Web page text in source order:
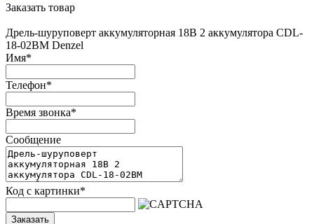
Заказать товар
Дрель-шуруповерт аккумуляторная 18В 2 аккумулятора CDL-
18-02BM Denzel
Имя*
Телефон*
Время звонка*
Сообщение
Код с картинки*
Заказать